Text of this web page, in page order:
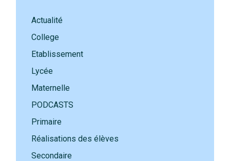
Actualité
College
Etablissement
Lycée
Maternelle
PODCASTS
Primaire
Réalisations des élèves
Secondaire